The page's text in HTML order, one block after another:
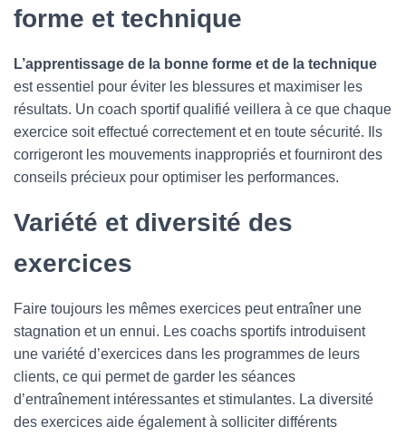
forme et technique
L’apprentissage de la bonne forme et de la technique
est essentiel pour éviter les blessures et maximiser les
résultats. Un coach sportif qualifié veillera à ce que chaque
exercice soit effectué correctement et en toute sécurité. Ils
corrigeront les mouvements inappropriés et fourniront des
conseils précieux pour optimiser les performances.
Variété et diversité des
exercices
Faire toujours les mêmes exercices peut entraîner une
stagnation et un ennui. Les coachs sportifs introduisent
une variété d’exercices dans les programmes de leurs
clients, ce qui permet de garder les séances
d’entraînement intéressantes et stimulantes. La diversité
des exercices aide également à solliciter différents